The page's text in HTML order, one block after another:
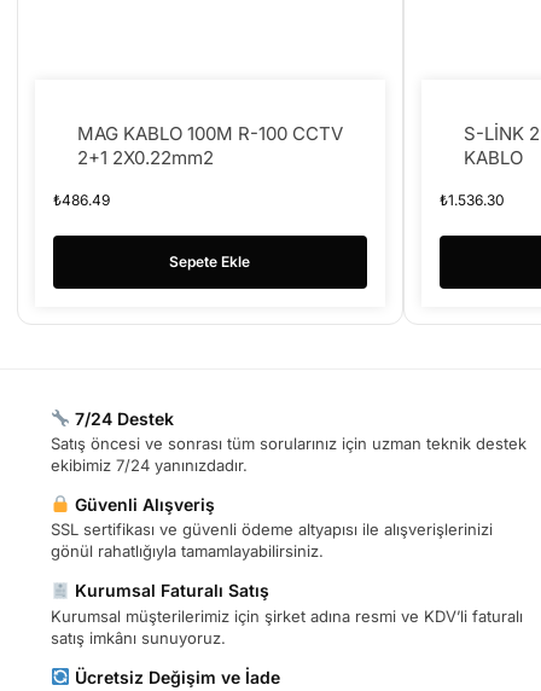
MAG KABLO 100M R-100 CCTV
2+1 2X0.22mm2
₺486.49
Sepete Ekle
S-LİNK
KABLO
₺1.536.30
7/24 Destek
Satış öncesi ve sonrası tüm sorularınız için uzman teknik destek
ekibimiz 7/24 yanınızdadır.
Güvenli Alışveriş
SSL sertifikası ve güvenli ödeme altyapısı ile alışverişlerinizi
gönül rahatlığıyla tamamlayabilirsiniz.
Kurumsal Faturalı Satış
Kurumsal müşterilerimiz için şirket adına resmi ve KDV’li faturalı
satış imkânı sunuyoruz.
Ücretsiz Değişim ve İade